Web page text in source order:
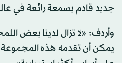
جديد قادم بسمعة رائعة في
وأردف: «لا تزال لدينا بعض
يمكن أن تقدمه هذه